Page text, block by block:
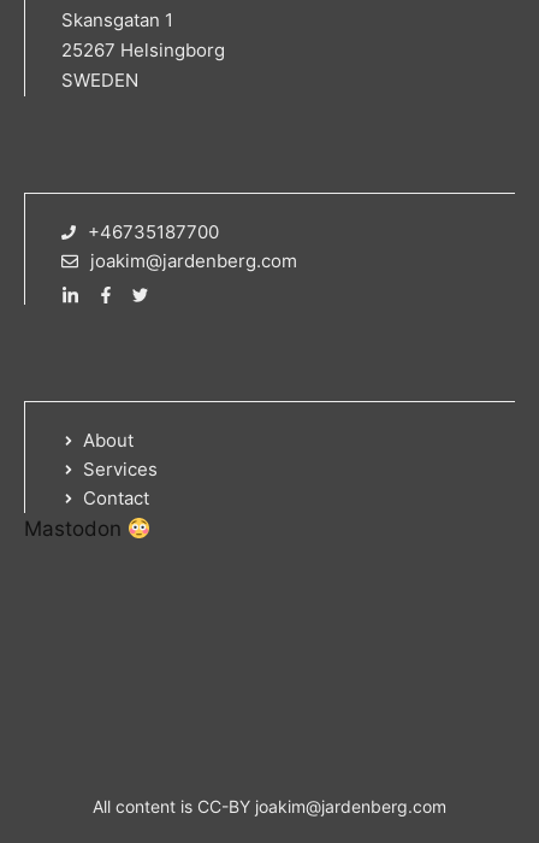
Skansgatan 1
25267 Helsingborg
SWEDEN
+46735187700
joakim@jardenberg.com
About
Services
Contact
Mastodon
All content is CC-BY joakim@jardenberg.com